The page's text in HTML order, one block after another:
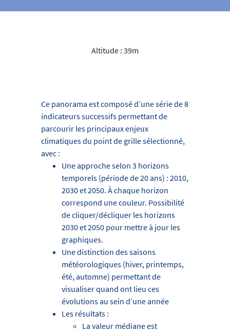
Altitude : 39m
Ce panorama est composé d’une série de 8
indicateurs successifs permettant de
parcourir les principaux enjeux
climatiques du point de grille sélectionné,
avec :
Une approche selon 3 horizons
temporels (période de 20 ans) : 2010,
2030 et 2050. À chaque horizon
correspond une couleur. Possibilité
de cliquer/décliquer les horizons
2030 et 2050 pour mettre à jour les
graphiques.
Une distinction des saisons
météorologiques (hiver, printemps,
été, automne) permettant de
visualiser quand ont lieu ces
évolutions au sein d’une année
Les résultats :
La valeur médiane est